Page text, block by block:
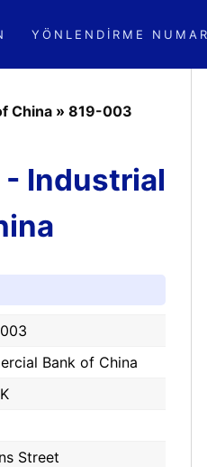
YÖNLENDIRME
China » 819-003
- Industrial
Bank of China
Street